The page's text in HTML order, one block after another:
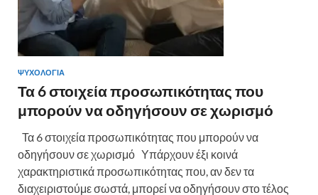
ΨΥΧΟΛΟΓΙΑ
Τα 6 στοιχεία προσωπικότητας που
μπορούν να οδηγήσουν σε χωρισμό
Τα 6 στοιχεία προσωπικότητας που μπορούν να
οδηγήσουν σε χωρισμό Υπάρχουν έξι κοινά
χαρακτηριστικά προσωπικότητας που, αν δεν τα
διαχειριστούμε σωστά, μπορεί να οδηγήσουν στο τέλος